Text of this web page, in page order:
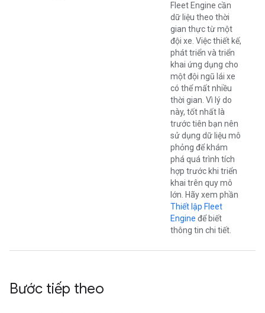
Fleet Engine cần
dữ liệu theo thời
gian thực từ một
đội xe. Việc thiết kế,
phát triển và triển
khai ứng dụng cho
một đội ngũ lái xe
có thể mất nhiều
thời gian. Vì lý do
này, tốt nhất là
trước tiên bạn nên
sử dụng dữ liệu mô
phỏng để khám
phá quá trình tích
hợp trước khi triển
khai trên quy mô
lớn. Hãy xem phần
Thiết lập Fleet
Engine để biết
thông tin chi tiết.
Bước tiếp theo